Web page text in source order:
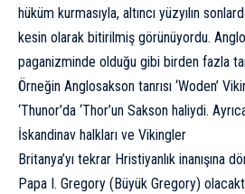
hüküm kurmasıyla, altıncı yüzyılın
kesin olarak bitirilmiş görünüyordu.
paganizminde olduğu gibi birden fazla
Örneğin Anglosakson tanrısı ‘Woden’
‘Thunor’da ‘Thor’un Sakson haliydi.
İskandinav halkları ve Vikingler
Britanya’yı tekrar Hristiyanlık inanışına
Papa I. Gregory (Büyük Gregory)